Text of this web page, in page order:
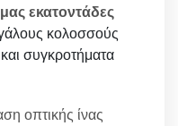
εκατοντάδες
κολοσσούς
συγκροτήματα
οπτικής ίνας